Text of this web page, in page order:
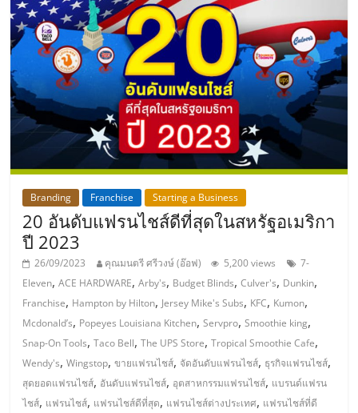
ปรึกษา
แฟ
รน
ไชส์,
รวม
แฟ
รน
ไชส์
ขาย
Branding Franchise Starting a Business
20 อันดับแฟรนไชส์ดีที่สุดในสหรัฐอเมริกา
ปี 2023
26/09/2023 คุณมนตรี ศรีวงษ์ (อ๊อฟ) 5,200 views
7-
Eleven,ACE HARDWARE,Arby's, Budget Blinds,Culver's, Dunkin,
Franchise, Hampton by Hilton, Jersey Mike's Subs, KFC, Kumon,
Mcdonald’s, Popeyes Louisiana Kitchen,Servpro,Smoothie king,
Snap-On Tools,Taco Bell,The UPS Store,Tropical Smoothie Cafe,
Wendy's,Wingstop,ขายแฟรนไชส์, จัดอันดับแฟรนไชส์, ธุรกิจแฟรนไชส์,
สุดยอดแฟรนไชส์, อันดับแฟรนไชส์, อุตสาหกรรมแฟรนไชส์, แบรนด์แฟรน
ไชส์, แฟรนไชส์, แฟรนไชส์ดีที่สุด, แฟรนไชส์ต่างประเทศ, แฟรนไชส์ที่ดี